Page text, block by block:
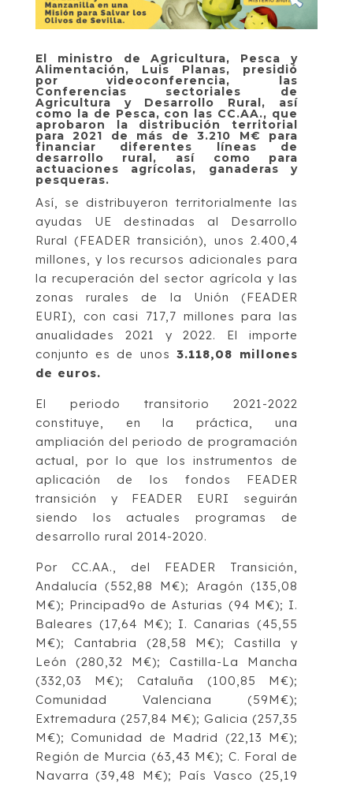
El ministro de Agricultura, Pesca y
Alimentación, Luis Planas, presidió
por videoconferencia, las
Conferencias sectoriales de
Agricultura y Desarrollo Rural, así
como la de Pesca, con las CC.AA., que
aprobaron la distribución territorial
para 2021 de más de 3.210 M€ para
financiar diferentes líneas de
desarrollo rural, así como para
actuaciones agrícolas, ganaderas y
pesqueras.
Así, se distribuyeron territorialmente las
ayudas UE destinadas al Desarrollo
Rural (FEADER transición), unos 2.400,4
millones, y los recursos adicionales para
la recuperación del sector agrícola y las
zonas rurales de la Unión (FEADER
EURI), con casi 717,7 millones para las
anualidades 2021 y 2022. El importe
conjunto es de unos 3.118,08 millones
de euros.
El periodo transitorio 2021-2022
constituye, en la práctica, una
ampliación del periodo de programación
actual, por lo que los instrumentos de
aplicación de los fondos FEADER
transición y FEADER EURI seguirán
siendo los actuales programas de
desarrollo rural 2014-2020.
Por CC.AA., del FEADER Transición,
Andalucía (552,88 M€); Aragón (135,08
M€); Principad9o de Asturias (94 M€); I.
Baleares (17,64 M€); I. Canarias (45,55
M€); Cantabria (28,58 M€); Castilla y
León (280,32 M€); Castilla-La Mancha
(332,03 M€); Cataluña (100,85 M€);
Comunidad Valenciana (59M€);
Extremadura (257,84 M€); Galicia (257,35
M€); Comunidad de Madrid (22,13 M€);
Región de Murcia (63,43 M€); C. Foral de
Navarra (39,48 M€); País Vasco (25,19